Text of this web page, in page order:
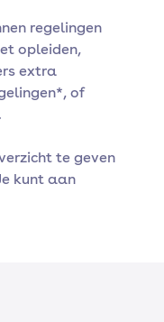
regelingen
opleiden,
extra
of
te geven
kunt aan